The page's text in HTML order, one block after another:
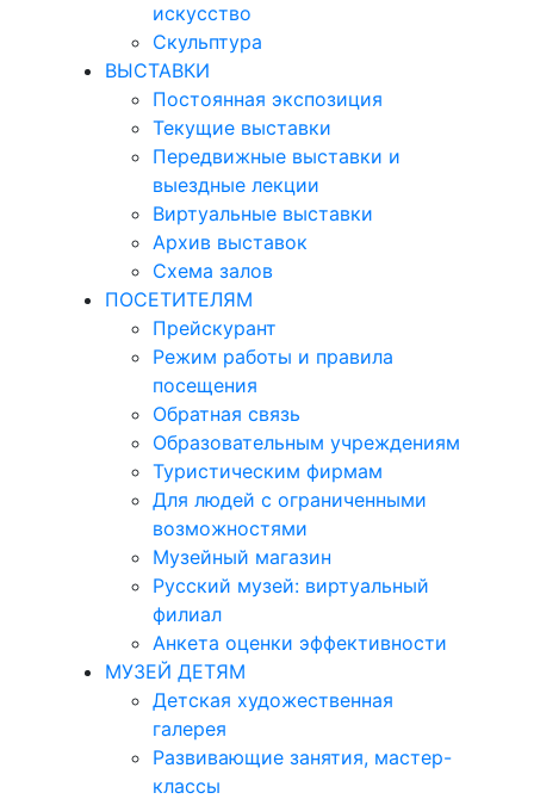
искусство
Скульптура
ВЫСТАВКИ
Постоянная экспозиция
Текущие выставки
Передвижные выставки и
выездные лекции
Виртуальные выставки
Архив выставок
Схема залов
ПОСЕТИТЕЛЯМ
Прейскурант
Режим работы и правила
посещения
Обратная связь
Образовательным учреждениям
Туристическим фирмам
Для людей с ограниченными
возможностями
Музейный магазин
Русский музей: виртуальный
филиал
Анкета оценки эффективности
МУЗЕЙ ДЕТЯМ
Детская художественная
галерея
Развивающие занятия, мастер-
классы